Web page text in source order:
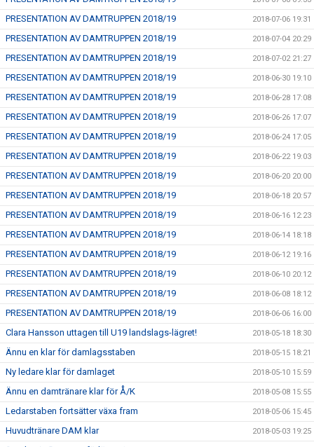
PRESENTATION AV DAMTRUPPEN 2018/19 2018-07-06 19:31
PRESENTATION AV DAMTRUPPEN 2018/19 2018-07-04 20:29
PRESENTATION AV DAMTRUPPEN 2018/19 2018-07-02 21:27
PRESENTATION AV DAMTRUPPEN 2018/19 2018-06-30 19:10
PRESENTATION AV DAMTRUPPEN 2018/19 2018-06-28 17:08
PRESENTATION AV DAMTRUPPEN 2018/19 2018-06-26 17:07
PRESENTATION AV DAMTRUPPEN 2018/19 2018-06-24 17:05
PRESENTATION AV DAMTRUPPEN 2018/19 2018-06-22 19:03
PRESENTATION AV DAMTRUPPEN 2018/19 2018-06-20 20:00
PRESENTATION AV DAMTRUPPEN 2018/19 2018-06-18 20:57
PRESENTATION AV DAMTRUPPEN 2018/19 2018-06-16 12:23
PRESENTATION AV DAMTRUPPEN 2018/19 2018-06-14 18:18
PRESENTATION AV DAMTRUPPEN 2018/19 2018-06-12 19:16
PRESENTATION AV DAMTRUPPEN 2018/19 2018-06-10 20:12
PRESENTATION AV DAMTRUPPEN 2018/19 2018-06-08 18:12
PRESENTATION AV DAMTRUPPEN 2018/19 2018-06-06 16:00
Clara Hansson uttagen till U19 landslags-lägret! 2018-05-18 18:30
Ännu en klar för damlagsstaben 2018-05-15 18:21
Ny ledare klar för damlaget 2018-05-10 15:59
Ännu en damtränare klar för Å/K 2018-05-08 15:55
Ledarstaben fortsätter växa fram 2018-05-06 15:45
Huvudtränare DAM klar 2018-05-03 19:25